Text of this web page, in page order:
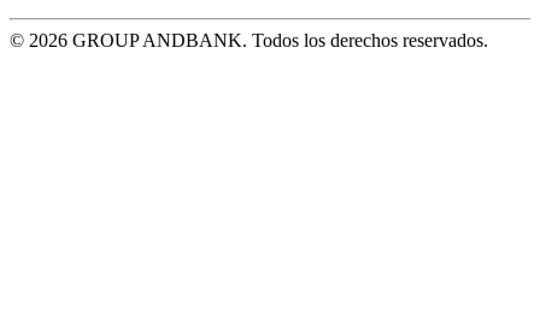
© 2026 GROUP ANDBANK. Todos los derechos reservados.